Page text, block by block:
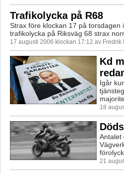
Trafikolycka på R68
Strax före klockan 17 på torsdagen
trafikolycka på Riksväg 68 strax
17 augusti 2006 klockan 17:12 av Fredrik
Kd
Igår
18
Antalet
21